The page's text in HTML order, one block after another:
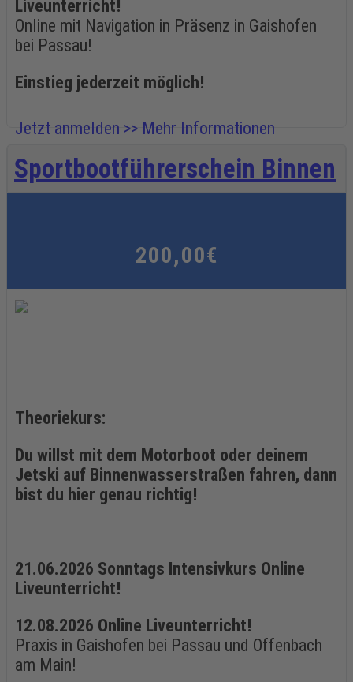
Liveunterricht!
Online mit Navigation in Präsenz in Gaishofen
bei Passau!
Einstieg jederzeit möglich!
Jetzt anmelden >> Mehr Informationen
Sportbootführerschein Binnen
200,00€
Theoriekurs:
Du willst mit dem Motorboot oder deinem
Jetski auf Binnenwasserstraßen fahren, dann
bist du hier genau richtig!
21.06.2026 Sonntags Intensivkurs Online
Liveunterricht!
12.08.2026 Online Liveunterricht!
Praxis in Gaishofen bei Passau und Offenbach
am Main!